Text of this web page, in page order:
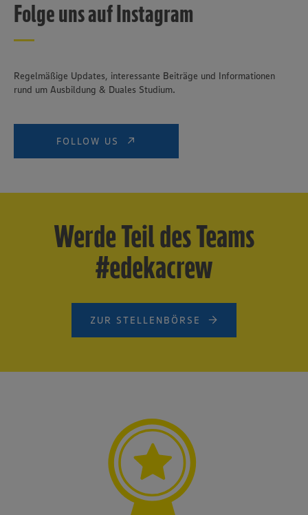
unseren Datenschutzhinweisen sowie in unserer Cookie
Policy unter den Stichworten „YouTube” und „Vimeo”.
Folge uns auf Instagram
Regelmäßige Updates, interessante Beiträge und Informationen
rund um Ausbildung & Duales Studium.
FOLLOW US
Werde Teil des Teams
#edekacrew
ZUR STELLENBÖRSE